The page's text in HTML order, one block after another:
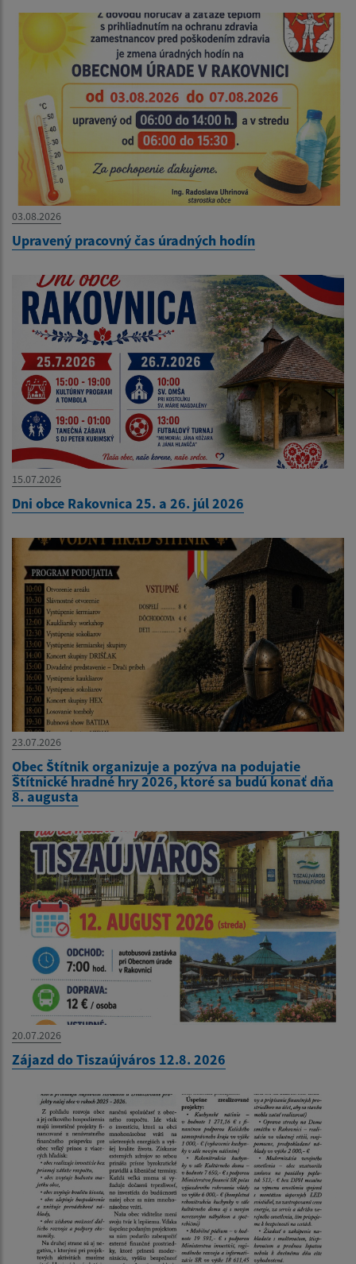
03.08.2026
Upravený pracovný čas úradných hodín
15.07.2026
Dni obce Rakovnica 25. a 26. júl 2026
23.07.2026
Obec Štítnik organizuje a pozýva na podujatie
Štítnické hradné hry 2026, ktoré sa budú konať dňa
8. augusta
20.07.2026
Zájazd do Tiszaújváros 12.8. 2026